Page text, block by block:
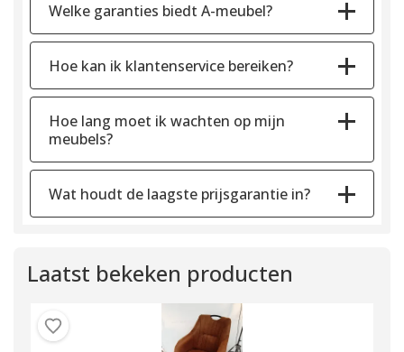
Welke garanties biedt A-meubel?
Hoe kan ik klantenservice bereiken?
Hoe lang moet ik wachten op mijn
meubels?
Wat houdt de laagste prijsgarantie in?
Laatst bekeken producten